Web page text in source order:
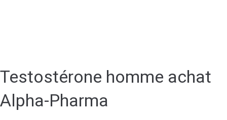
Testostérone homme achat
Alpha-Pharma